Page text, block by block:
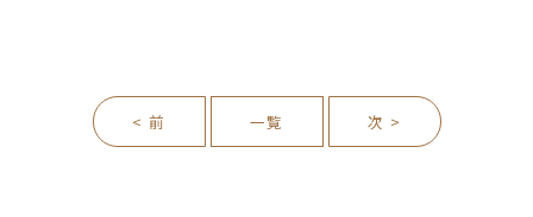
< 前 一覧 次 >